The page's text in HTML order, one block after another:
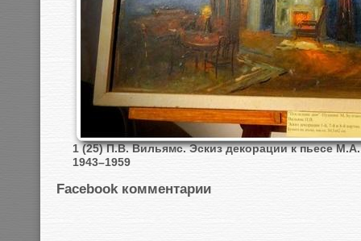
1 (25) П.В. Вильямс. Эскиз декорации к пьесе
1943–1959
Facebook комментарии